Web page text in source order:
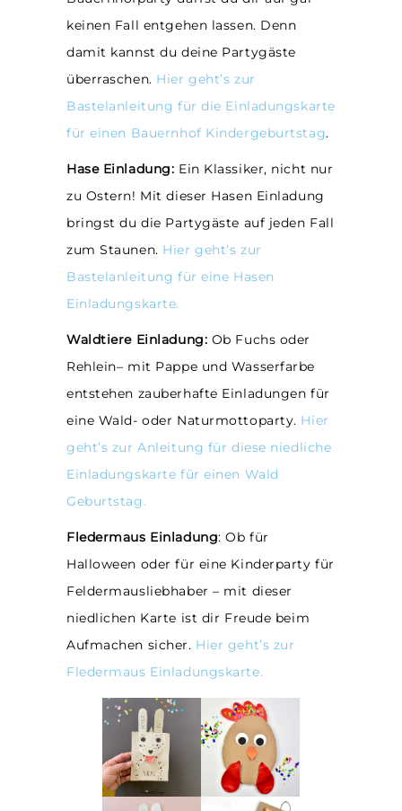
keinen Fall entgehen lassen. Denn
damit kannst du deine Partygäste
überraschen. Hier geht’s zur
Bastelanleitung für die Einladungskarte
für einen Bauernhof Kindergeburtstag.
Hase Einladung: Ein Klassiker, nicht nur
zu Ostern! Mit dieser Hasen Einladung
bringst du die Partygäste auf jeden Fall
zum Staunen. Hier geht’s zur
Bastelanleitung für eine Hasen
Einladungskarte.
Waldtiere Einladung: Ob Fuchs oder
Rehlein– mit Pappe und Wasserfarbe
entstehen zauberhafte Einladungen für
eine Wald- oder Naturmottoparty. Hier
geht’s zur Anleitung für diese niedliche
Einladungskarte für einen Wald
Geburtstag.
Fledermaus Einladung: Ob für
Halloween oder für eine Kinderparty für
Feldermausliebhaber – mit dieser
niedlichen Karte ist dir Freude beim
Aufmachen sicher. Hier geht’s zur
Fledermaus Einladungskarte.